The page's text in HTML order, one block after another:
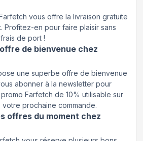
vous offre la livraison gratuite
Profitez-en pour faire plaisir sans
de port !
de bienvenue chez
une superbe offre de bienvenue
abonner à la newsletter pour
Farfetch de 10% utilisable sur
prochaine commande.
offres du moment chez